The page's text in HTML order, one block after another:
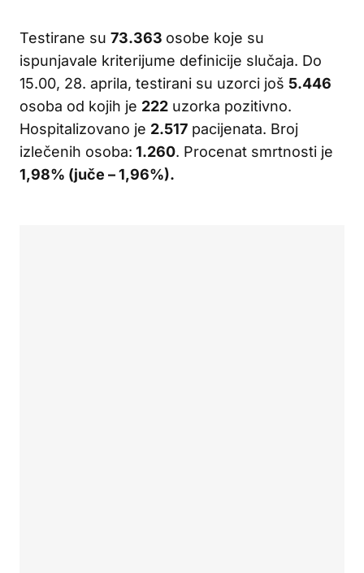
Testirane su 73.363 osobe koje su
ispunjavale kriterijume definicije slučaja. Do
15.00, 28. aprila, testirani su uzorci još 5.446
osoba od kojih je 222 uzorka pozitivno.
Hospitalizovano je 2.517 pacijenata. Broj
izlečenih osoba: 1.260. Procenat smrtnosti je
1,98% (juče – 1,96%).